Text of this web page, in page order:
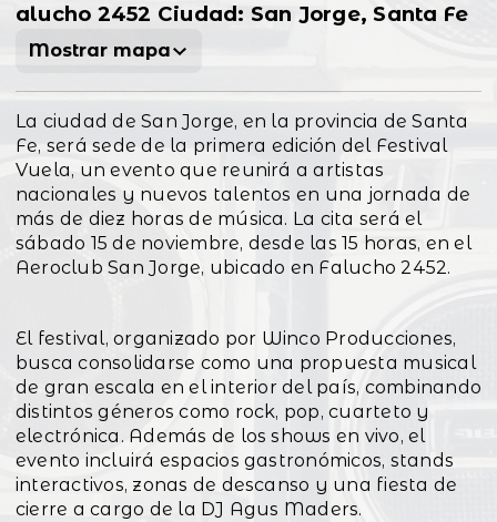
alucho 2452 Ciudad: San Jorge, Santa Fe
Mostrar mapa
La ciudad de San Jorge, en la provincia de Santa
Fe, será sede de la primera edición del Festival
Vuela, un evento que reunirá a artistas
nacionales y nuevos talentos en una jornada de
más de diez horas de música. La cita será el
sábado 15 de noviembre, desde las 15 horas, en el
Aeroclub San Jorge, ubicado en Falucho 2452.
El festival, organizado por Winco Producciones,
busca consolidarse como una propuesta musical
de gran escala en el interior del país, combinando
distintos géneros como rock, pop, cuarteto y
electrónica. Además de los shows en vivo, el
evento incluirá espacios gastronómicos, stands
interactivos, zonas de descanso y una fiesta de
cierre a cargo de la DJ Agus Maders.